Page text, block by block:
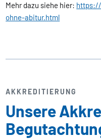
Mehr dazu siehe hier:
ohne-abitur.html
AKKREDITIERUNG
Unsere